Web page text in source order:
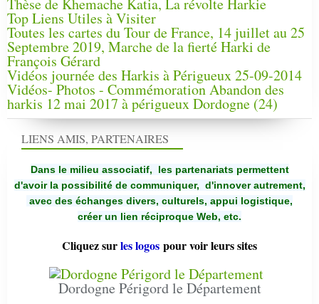
Top Liens Utiles à Visiter
Toutes les cartes du Tour de France, 14 juillet au 25
Septembre 2019, Marche de la fierté Harki de
François Gérard
Vidéos journée des Harkis à Périgueux 25-09-2014
Vidéos- Photos - Commémoration Abandon des
harkis 12 mai 2017 à périgueux Dordogne (24)
LIENS AMIS, PARTENAIRES
Dans le milieu associatif, les partenariats permettent
d'avoir la possibilité de communiquer, d'innover autrement,
avec des échanges divers, culturels, appui logistique,
créer un lien réciproque Web, etc.
Cliquez surles logos pour voir leurs sites
Dordogne Périgord le Département